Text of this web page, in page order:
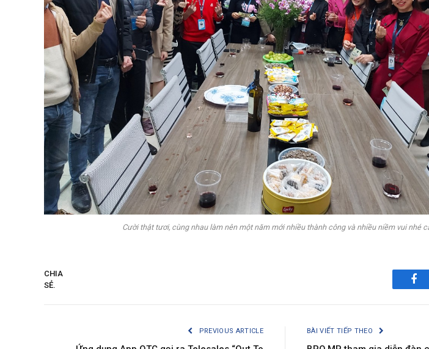
Cười thật tươi, cùng nhau làm nên một năm mới nhiều thành công và nhiều niềm vui nhé
CHIA
SẺ.
PREVIOUS ARTICLE BÀI VIẾT TIẾP THEO